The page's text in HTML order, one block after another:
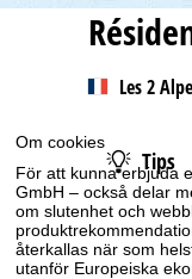
Om cookies
För att kunna erbjuda
GmbH – också delar
om slutenhet och
återkallas när som
utanför Europeiska
t
t
s
i
Les 2
Tips